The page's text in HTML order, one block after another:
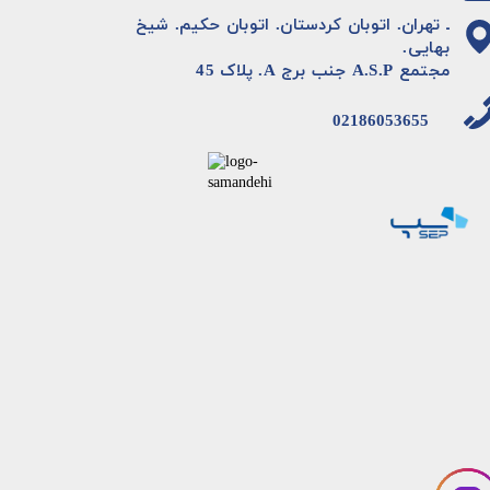
ـ تهران. اتوبان کردستان. اتوبان حکیم. شیخ
بهایی.
مجتمع A.S.P جنب برج A. پلاک 45
02186053655